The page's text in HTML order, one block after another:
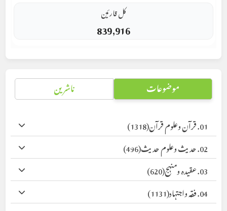
کل قارئین
839,916
موضوعات ناشرین
01. قرآن وعلوم قرآن
(1318)
02. حدیث وعلوم حدیث
(496)
03. عقیدہ ومنہج
(620)
04. فقہ واجتہاد
(1131)